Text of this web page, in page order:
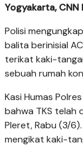
Yogyakarta,
Polisi
balita berinisial
terikat kaki-
sebuah rumah
Kasi Humas
bahwa TKS telah
Pleret, Rabu (3/
mengikat kaki-